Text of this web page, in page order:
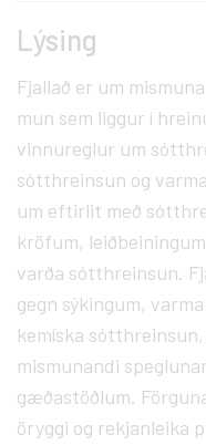
Lýsing
Fjallað er um
mun sem liggur í
vinnureglur um
sótthreinsun og
um eftirlit með
kröfum,
varða sótthreinsun.
gegn sýkingum,
kemíska
mismunandi
gæðastöðlum.
öryggi og rekjanleika